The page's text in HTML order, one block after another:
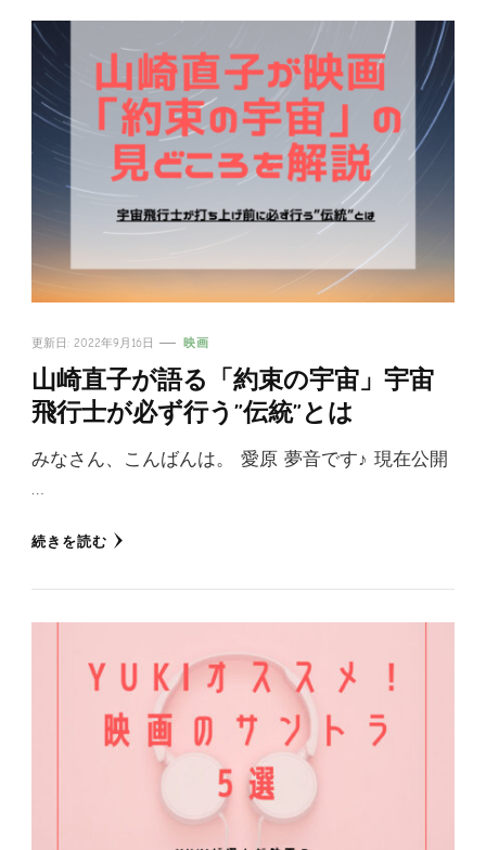
更新日: 2022年9月16日 映画
山崎直子が語る「約束の宇宙」宇宙
飛行士が必ず行う”伝統”とは
みなさん、こんばんは。 愛原 夢音です♪ 現在公開
続きを読む